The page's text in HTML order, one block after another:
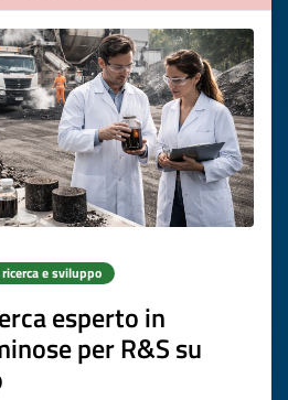
e sviluppo
esperto in
per R&S su